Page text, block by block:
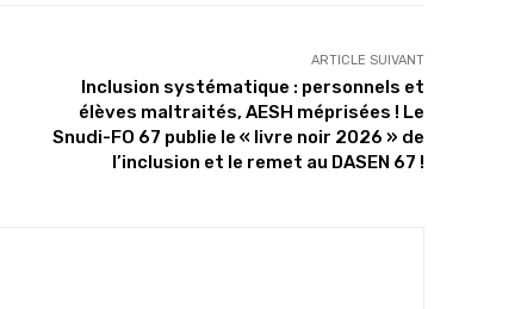
ARTICLE SUIVANT
Inclusion systématique : personnels et
élèves maltraités, AESH méprisées ! Le
Snudi-FO 67 publie le « livre noir 2026 » de
l’inclusion et le remet au DASEN 67 !